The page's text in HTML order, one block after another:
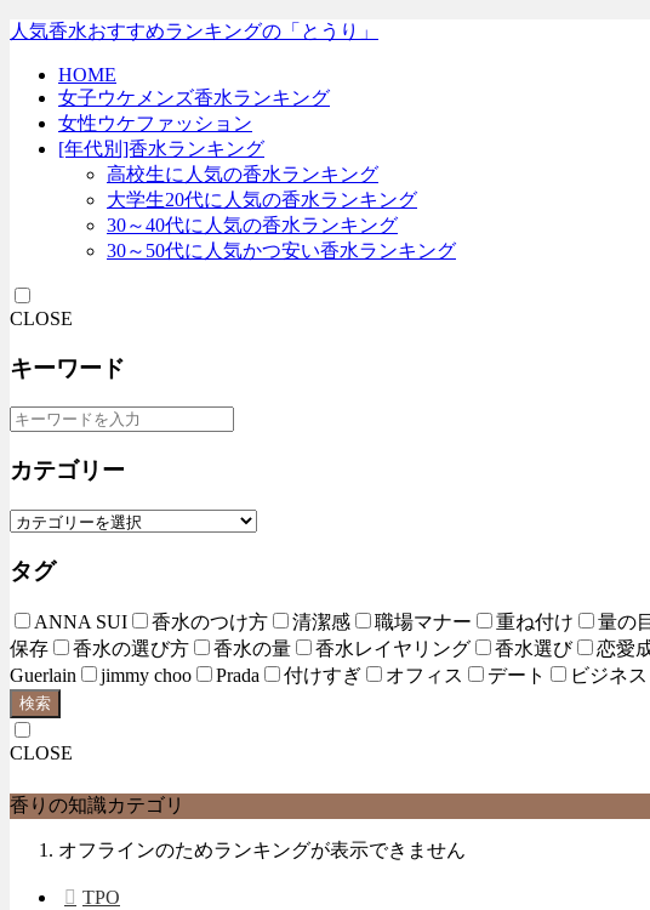
人気香水おすすめランキングの「とうり」
HOME
女子ウケメンズ香水ランキング
女性ウケファッション
[年代別]香水ランキング
高校生に人気の香水ランキング
大学生20代に人気の香水ランキング
30～40代に人気の香水ランキング
30～50代に人気かつ安い香水ランキング
CLOSE
キーワード
カテゴリー
タグ
ANNA SUI 香水のつけ方 清潔感 職場マナー 重ね付け 量の
保存
香水の選び方 香水の量 香水レイヤリング 香水選び 恋愛
Guerlain
jimmy choo Prada 付けすぎ オフィス デート ビジネス
検索
CLOSE
香りの知識カテゴリ
オフラインのためランキングが表示できません
TPO